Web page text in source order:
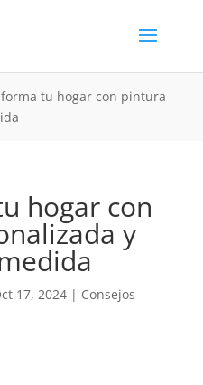
tu hogar con pintura
hogar con
y
17, 2024| Consejos